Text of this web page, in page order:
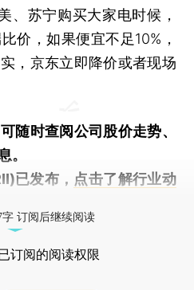
、苏宁购买大家电时候，
价，如果便宜不足10%，
，京东立即降价或者现场
可随时查阅公司股价走势、
。
已发布， 点击了解行业动
字 订阅后继续阅读
订阅的阅读权限